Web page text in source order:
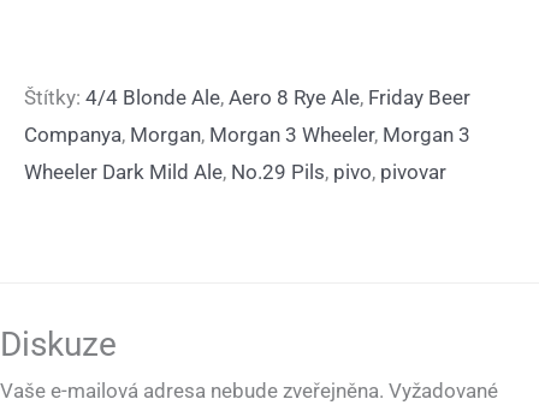
Štítky: 4/4 Blonde Ale, Aero 8 Rye Ale, Friday Beer
Companya, Morgan, Morgan 3 Wheeler, Morgan 3
Wheeler Dark Mild Ale, No.29 Pils, pivo, pivovar
Diskuze
Vaše e-mailová adresa nebude zveřejněna. Vyžadované